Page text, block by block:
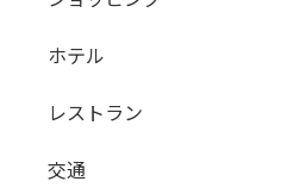
ホテル
レストラン
交通